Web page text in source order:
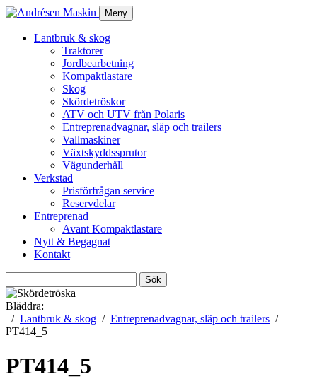
Meny
Lantbruk & skog
Traktorer
Jordbearbetning
Kompaktlastare
Skog
Skördetröskor
ATV och UTV från Polaris
Entreprenadvagnar, släp och trailers
Vallmaskiner
Växtskyddssprutor
Vägunderhåll
Verkstad
Prisförfrågan service
Reservdelar
Entreprenad
Avant Kompaktlastare
Nytt & Begagnat
Kontakt
efter:
Bläddra:
Lantbruk & skog
Entreprenadvagnar, släp och trailers
PT414_5
PT414_5